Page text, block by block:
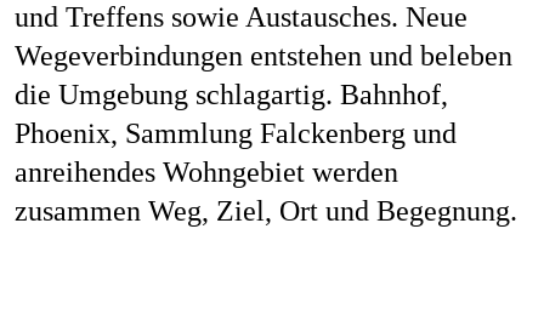
und Treffens sowie Austausches. Neue
Wegeverbindungen entstehen und beleben
die Umgebung schlagartig. Bahnhof,
Phoenix, Sammlung Falckenberg und
anreihendes Wohngebiet werden
zusammen Weg, Ziel, Ort und Begegnung.